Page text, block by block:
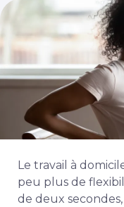
Le travail à
peu plus de
de deux